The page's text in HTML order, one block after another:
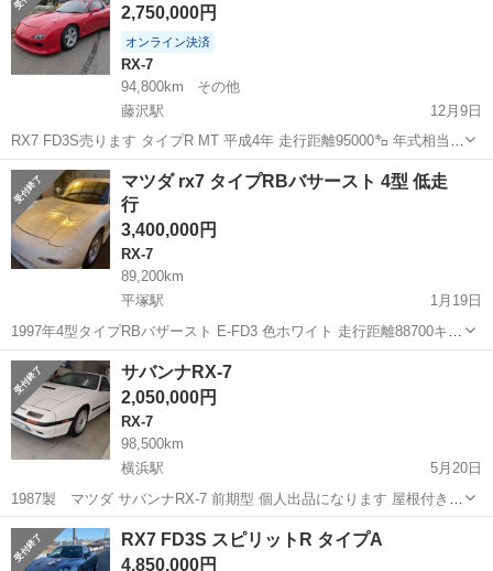
ラ...
2,750,000円
オンライン決済
RX-7
94,800km
その他
藤沢駅
12月9日
RX7 FD3S売ります タイプR MT 平成4年 走行距離95000㌔ 年式相当に
多少の傷はありますが、それ以外は内装、外装ともきれいで、エンジ
ンも良好です！ 全てコミコミ価格 275万円 お気軽にご相談ください
(...
神奈川 藤沢市 藤沢駅 RX-7 FD3S
マツダ rx7 タイプRBバサースト 4型 低走
行
3,400,000円
RX-7
89,200km
平塚駅
1月19日
1997年4型タイプRBバザースト E-FD3 色ホワイト 走行距離88700キ
ロ 現段階 車検令和6年8月までです エンジン内はノーマルです、マフ
ラー柿本、社外エアロ、ディスプレイ、ドラレコ付、オーディオ交
換、オーディオデ...
神奈川 平塚市 平塚駅
サバンナRX-7
2,050,000円
RX-7
98,500km
横浜駅
5月20日
1987製 マツダ サバンナRX-7 前期型 個人出品になります 屋根付き車
庫保管の為 外装は気になる錆びもなく綺麗だと思います 今のところ不
具合はなく問題なく走ります エアコンも入れ換えたので大丈夫です 古
い車...
神奈川 横浜市 RX-7 車両
RX7 FD3S スピリットR タイプA
4,850,000円